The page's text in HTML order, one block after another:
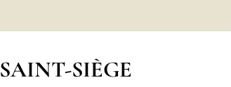
SAINT-SIÈGE